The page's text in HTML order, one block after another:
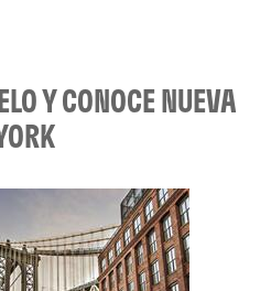
Y CONOCE NUEVA